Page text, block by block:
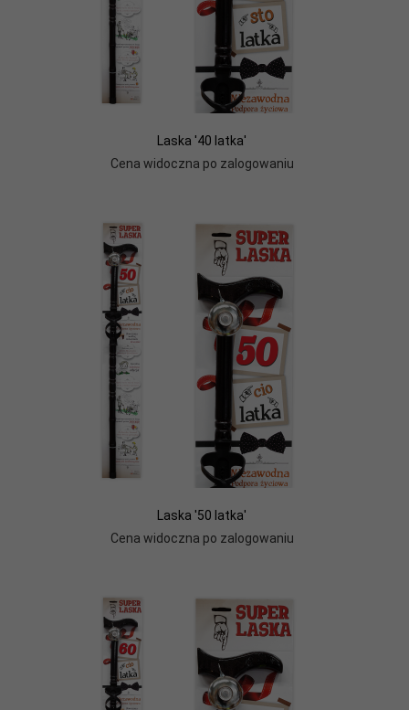
Laska '40 latka'
Cena widoczna po zalogowaniu
Laska '50 latka'
Cena widoczna po zalogowaniu